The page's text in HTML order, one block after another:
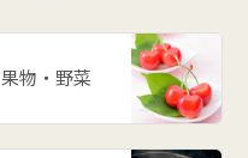
果物・野菜